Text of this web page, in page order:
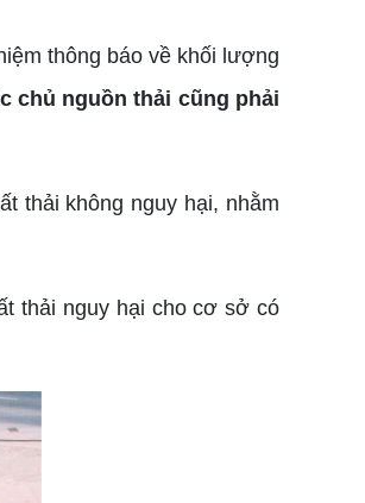
thông báo về khối lượng
chủ nguồn thải cũng phải
thải không nguy hại, nhằm
thải nguy hại cho cơ sở có